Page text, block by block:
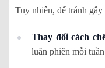
Tuy nhiên, để tránh
Thay đổi cách
luân phiên mỗi